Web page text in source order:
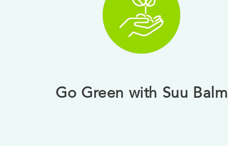
Go Green with Suu Balm